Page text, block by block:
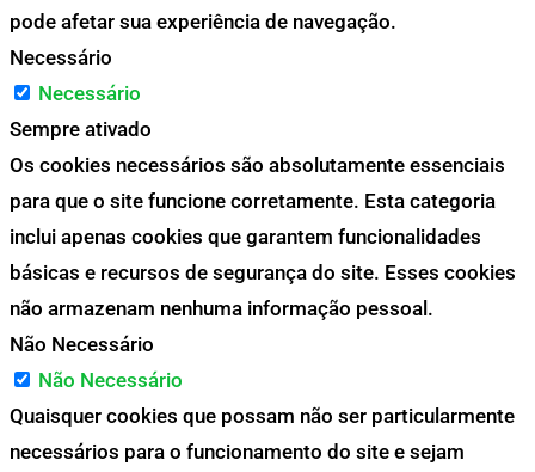
pode afetar sua experiência de navegação.
Necessário
Necessário
Sempre ativado
Os cookies necessários são absolutamente essenciais
para que o site funcione corretamente. Esta categoria
inclui apenas cookies que garantem funcionalidades
básicas e recursos de segurança do site. Esses cookies
não armazenam nenhuma informação pessoal.
Não Necessário
Não Necessário
Quaisquer cookies que possam não ser particularmente
necessários para o funcionamento do site e sejam